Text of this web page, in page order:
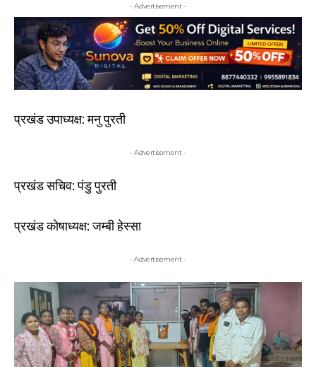
- Advertisement -
प्रखंड उपाध्यक्ष: मनु पुरती
- Advertisement -
प्रखंड सचिव: पंडु पुरती
प्रखंड कोषाध्यक्ष: जम्बी हेस्सा
- Advertisement -